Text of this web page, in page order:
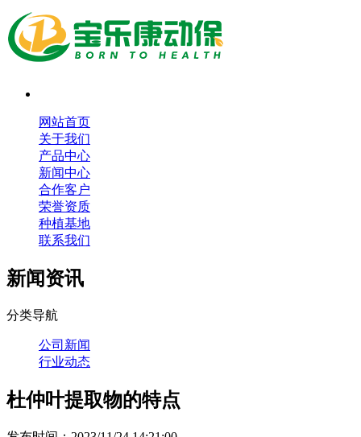
网站首页
关于我们
产品中心
新闻中心
合作客户
荣誉资质
种植基地
联系我们
新闻资讯
分类导航
公司新闻
行业动态
杜仲叶提取物的特点